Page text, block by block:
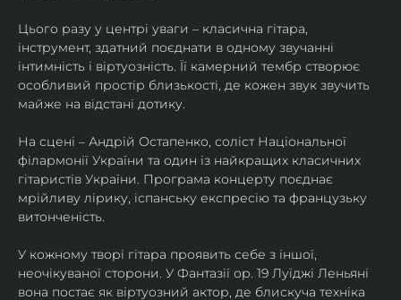
Цього разу у центрі уваги – класична гітара,
інструмент, здатний поєднати в одному звучанні
інтимність і віртуозність. Її камерний тембр створює
особливий простір близькості, де кожен звук звучить
майже на відстані дотику.
На сцені – Андрій Остапенко, соліст Національної
філармонії України та один із найкращих класичних
гітаристів України. Програма концерту поєднає
мрійливу лірику, іспанську експресію та французьку
витонченість.
У кожному творі гітара проявить себе з іншої,
неочікуваної сторони. У Фантазії ор. 19 Луїджі Леньяні
вона постає як віртуозний актор, де блискуча техніка